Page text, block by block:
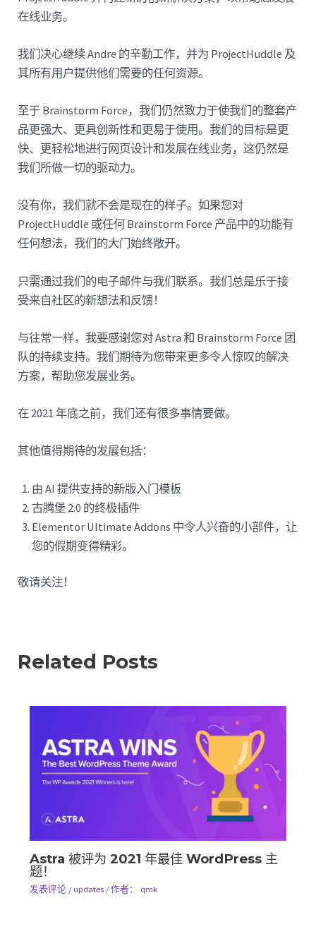
在线业务。
我们决心继续 Andre 的辛勤工作，并为 ProjectHuddle 及
其所有用户提供他们需要的任何资源。
至于 Brainstorm Force，我们仍然致力于使我们的整套产
品更强大、更具创新性和更易于使用。我们的目标是更
快、更轻松地进行网页设计和发展在线业务，这仍然是
我们所做一切的驱动力。
没有你，我们就不会是现在的样子。如果您对
ProjectHuddle 或任何 Brainstorm Force 产品中的功能有
任何想法，我们的大门始终敞开。
只需通过我们的电子邮件与我们联系。我们总是乐于接
受来自社区的新想法和反馈！
与往常一样，我要感谢您对 Astra 和 Brainstorm Force 团
队的持续支持。我们期待为您带来更多令人惊叹的解决
方案，帮助您发展业务。
在 2021 年底之前，我们还有很多事情要做。
其他值得期待的发展包括：
由 AI 提供支持的新版入门模板
古腾堡 2.0 的终极插件
Elementor Ultimate Addons 中令人兴奋的小部件，让
您的假期变得精彩。
敬请关注！
Related Posts
Astra 被评为 2021 年最佳 WordPress 主
题！
发表评论 /updates/ 作者： qmk